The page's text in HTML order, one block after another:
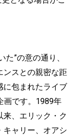
た”の意の通り、
ンスとの親密な距
に包まれたライブ
画です。1989年
、エリック・ク
キャリー、オアシ